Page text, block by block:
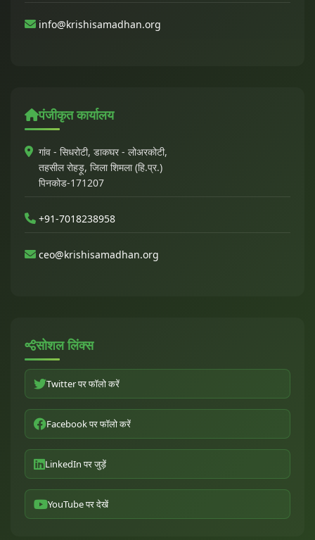
info@krishisamadhan.org
पंजीकृत कार्यालय
गांव - सिधरोटी, डाकघर - लोअरकोटी,
तहसील रोहड़ू, जिला शिमला (हि.प्र.)
पिनकोड-171207
+91-7018238958
ceo@krishisamadhan.org
सोशल लिंक्स
Twitter पर फॉलो करें
Facebook पर फॉलो करें
LinkedIn पर जुड़ें
YouTube पर देखें